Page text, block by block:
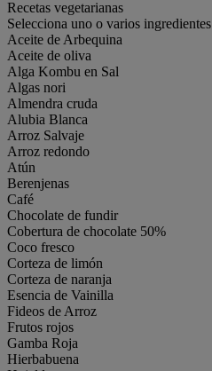
Recetas vegetarianas
Selecciona uno o varios ingredientes
Aceite de Arbequina
Aceite de oliva
Alga Kombu en Sal
Algas nori
Almendra cruda
Alubia Blanca
Arroz Salvaje
Arroz redondo
Atún
Berenjenas
Café
Chocolate de fundir
Cobertura de chocolate 50%
Coco fresco
Corteza de limón
Corteza de naranja
Esencia de Vainilla
Fideos de Arroz
Frutos rojos
Gamba Roja
Hierbabuena